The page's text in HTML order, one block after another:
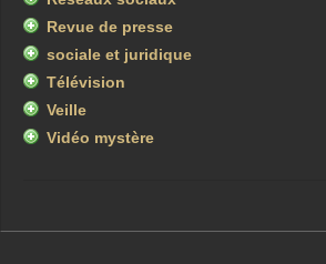
Revue de presse
sociale et juridique
Télévision
Veille
Vidéo mystère